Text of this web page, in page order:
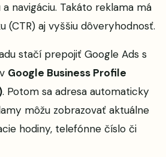
a navigáciu. Takáto reklama má
(CTR) aj vyššiu dôveryhodnosť.
stačí prepojiť Google Ads s
Google Business Profile
. Potom sa adresa automaticky
môžu zobrazovať aktuálne
hodiny, telefónne číslo či